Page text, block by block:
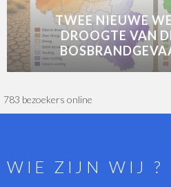
TWEE NIEUWE
DROOGTE VAN
783 bezoekers online
WIE ZIJN WIJ ?